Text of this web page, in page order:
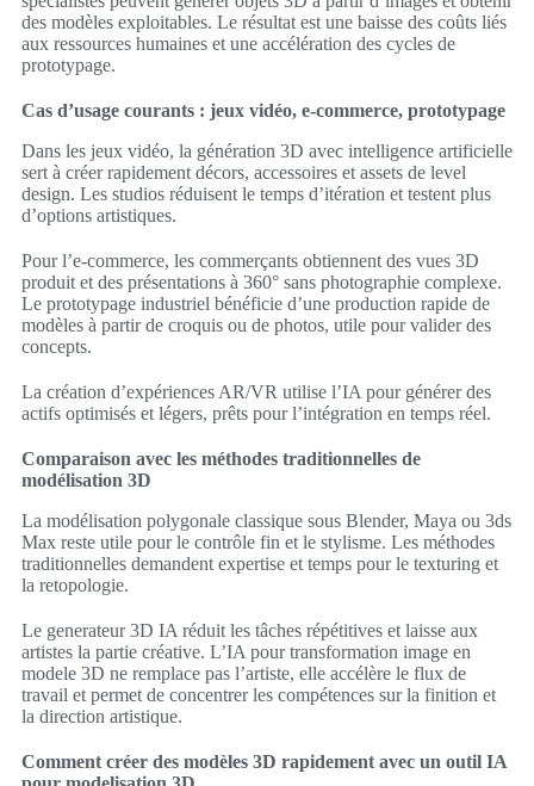
des modèles exploitables. Le résultat est une baisse des coûts liés
aux ressources humaines et une accélération des cycles de
prototypage.
Cas d’usage courants : jeux vidéo, e-commerce, prototypage
Dans les jeux vidéo, la génération 3D avec intelligence artificielle
sert à créer rapidement décors, accessoires et assets de level
design. Les studios réduisent le temps d’itération et testent plus
d’options artistiques.
Pour l’e-commerce, les commerçants obtiennent des vues 3D
produit et des présentations à 360° sans photographie complexe.
Le prototypage industriel bénéficie d’une production rapide de
modèles à partir de croquis ou de photos, utile pour valider des
concepts.
La création d’expériences AR/VR utilise l’IA pour générer des
actifs optimisés et légers, prêts pour l’intégration en temps réel.
Comparaison avec les méthodes traditionnelles de
modélisation 3D
La modélisation polygonale classique sous Blender, Maya ou 3ds
Max reste utile pour le contrôle fin et le stylisme. Les méthodes
traditionnelles demandent expertise et temps pour le texturing et
la retopologie.
Le generateur 3D IA réduit les tâches répétitives et laisse aux
artistes la partie créative. L’IA pour transformation image en
modele 3D ne remplace pas l’artiste, elle accélère le flux de
travail et permet de concentrer les compétences sur la finition et
la direction artistique.
Comment créer des modèles 3D rapidement avec un outil IA